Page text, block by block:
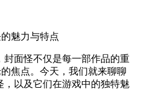
魅力与特点
封面怪不仅是每一部作品的重
焦点。今天，我们就来聊聊
，以及它们在游戏中的独特魅